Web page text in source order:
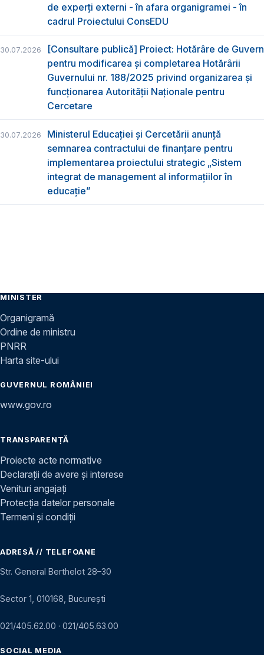
de experți externi - în afara organigramei - în
cadrul Proiectului ConsEDU
30.07.2026
[Consultare publică] Proiect: Hotărâre de Guvern
pentru modificarea și completarea Hotărârii
Guvernului nr. 188/2025 privind organizarea şi
funcţionarea Autorităţii Naţionale pentru
Cercetare
30.07.2026
Ministerul Educației și Cercetării anunță
semnarea contractului de finanțare pentru
implementarea proiectului strategic „Sistem
integrat de management al informațiilor în
educație”
MINISTER
Organigramă
Ordine de ministru
PNRR
Harta site-ului
GUVERNUL ROMÂNIEI
www.gov.ro
TRANSPARENȚĂ
Proiecte acte normative
Declarații de avere și interese
Venituri angajați
Protecția datelor personale
Termeni și condiții
ADRESĂ // TELEFOANE
Str. General Berthelot 28–30
Sector 1, 010168, București
021/405.62.00 · 021/405.63.00
SOCIAL MEDIA